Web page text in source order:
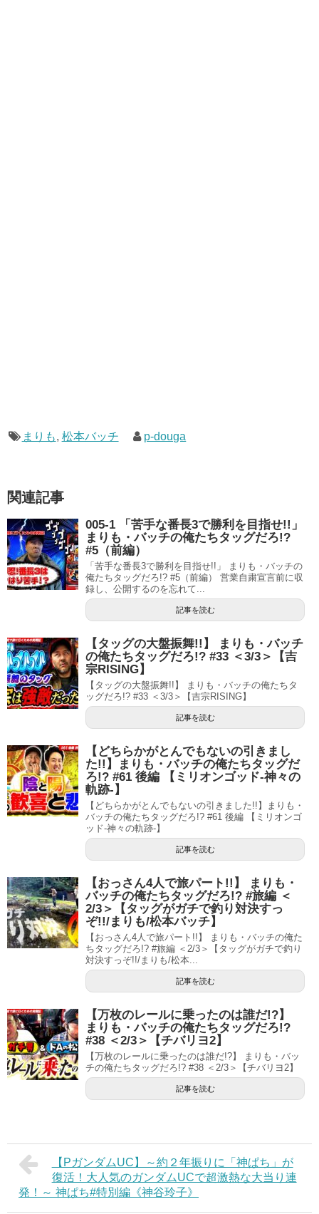
まりも, 松本バッチ p-douga
関連記事
005-1 「苦手な番長3で勝利を目指せ!!」
まりも・バッチの俺たちタッグだろ!?
#5（前編）
「苦手な番長3で勝利を目指せ!!」 まりも・バッチの
俺たちタッグだろ!? #5（前編） 営業自粛宣言前に収
録し、公開するのを忘れて...
記事を読む
【タッグの大盤振舞!!】 まりも・バッチ
の俺たちタッグだろ!? #33 ＜3/3＞【吉
宗RISING】
【タッグの大盤振舞!!】 まりも・バッチの俺たちタ
ッグだろ!? #33 ＜3/3＞【吉宗RISING】
記事を読む
【どちらかがとんでもないの引きまし
た!!】まりも・バッチの俺たちタッグだ
ろ!? #61 後編 【ミリオンゴッド-神々の
軌跡-】
【どちらかがとんでもないの引きました!!】まりも・
バッチの俺たちタッグだろ!? #61 後編 【ミリオンゴ
ッド-神々の軌跡-】
記事を読む
【おっさん4人で旅パート!!】 まりも・
バッチの俺たちタッグだろ!? #旅編 ＜
2/3＞【タッグがガチで釣り対決すっ
ぞ!!/まりも/松本バッチ】
【おっさん4人で旅パート!!】 まりも・バッチの俺た
ちタッグだろ!? #旅編 ＜2/3＞【タッグがガチで釣り
対決すっぞ!!/まりも/松本...
記事を読む
【万枚のレールに乗ったのは誰だ!?】
まりも・バッチの俺たちタッグだろ!?
#38 ＜2/3＞【チバリヨ2】
【万枚のレールに乗ったのは誰だ!?】 まりも・バッ
チの俺たちタッグだろ!? #38 ＜2/3＞【チバリヨ2】
記事を読む
【PガンダムUC】～約２年振りに「神ぱち」が
復活！大人気のガンダムUCで超激熱な大当り連
発！～ 神ぱち#特別編《神谷玲子》